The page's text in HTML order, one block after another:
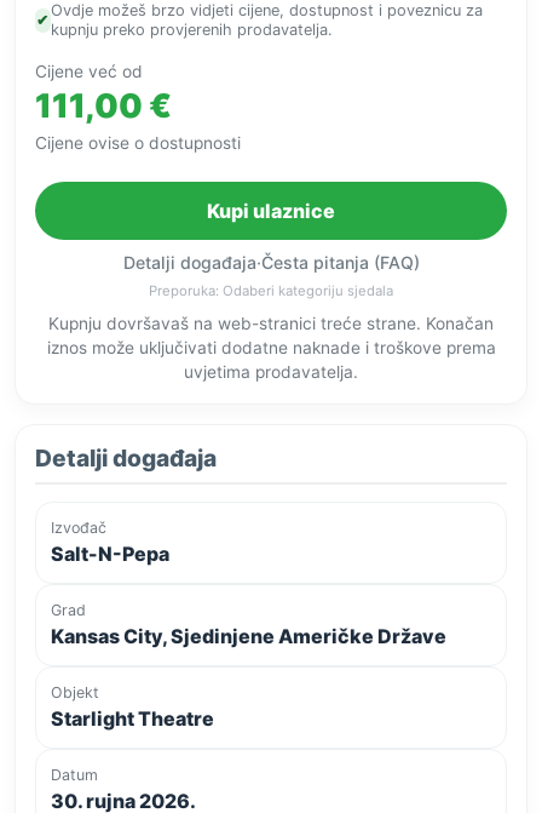
✔
Ovdje možeš brzo vidjeti cijene, dostupnost i poveznicu za
kupnju preko provjerenih prodavatelja.
Cijene već od
111,00 €
Cijene ovise o dostupnosti
Kupi ulaznice
Detalji događaja·Česta pitanja (FAQ)
Preporuka: Odaberi kategoriju sjedala
Kupnju dovršavaš na web-stranici treće strane. Konačan
iznos može uključivati dodatne naknade i troškove prema
uvjetima prodavatelja.
Detalji događaja
Izvođač
Salt-N-Pepa
Grad
Kansas City, Sjedinjene Američke Države
Objekt
Starlight Theatre
Datum
30. rujna 2026.